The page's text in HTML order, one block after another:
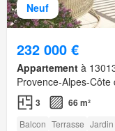
Neuf
232 000 €
Appartement à
Provence-Alpes-Côte
3 66 m²
Balcon Terrasse Jardin